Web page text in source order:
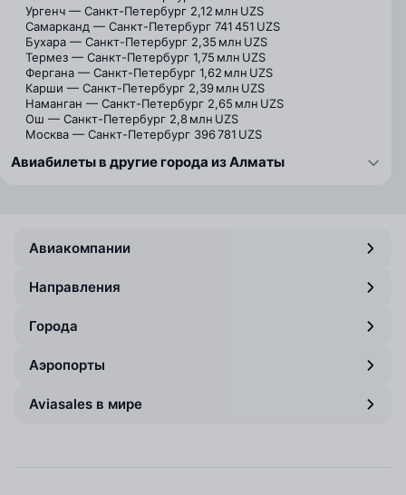
Ургенч — Санкт-Петербург 2,12 млн UZS
Самарканд — Санкт-Петербург 741 451 UZS
Бухара — Санкт-Петербург 2,35 млн UZS
Термез — Санкт-Петербург 1,75 млн UZS
Фергана — Санкт-Петербург 1,62 млн UZS
Карши — Санкт-Петербург 2,39 млн UZS
Наманган — Санкт-Петербург 2,65 млн UZS
Ош — Санкт-Петербург 2,8 млн UZS
Москва — Санкт-Петербург 396 781 UZS
Авиабилеты в другие города из Алматы
Авиакомпании
Направления
Города
Аэропорты
Aviasales в мире